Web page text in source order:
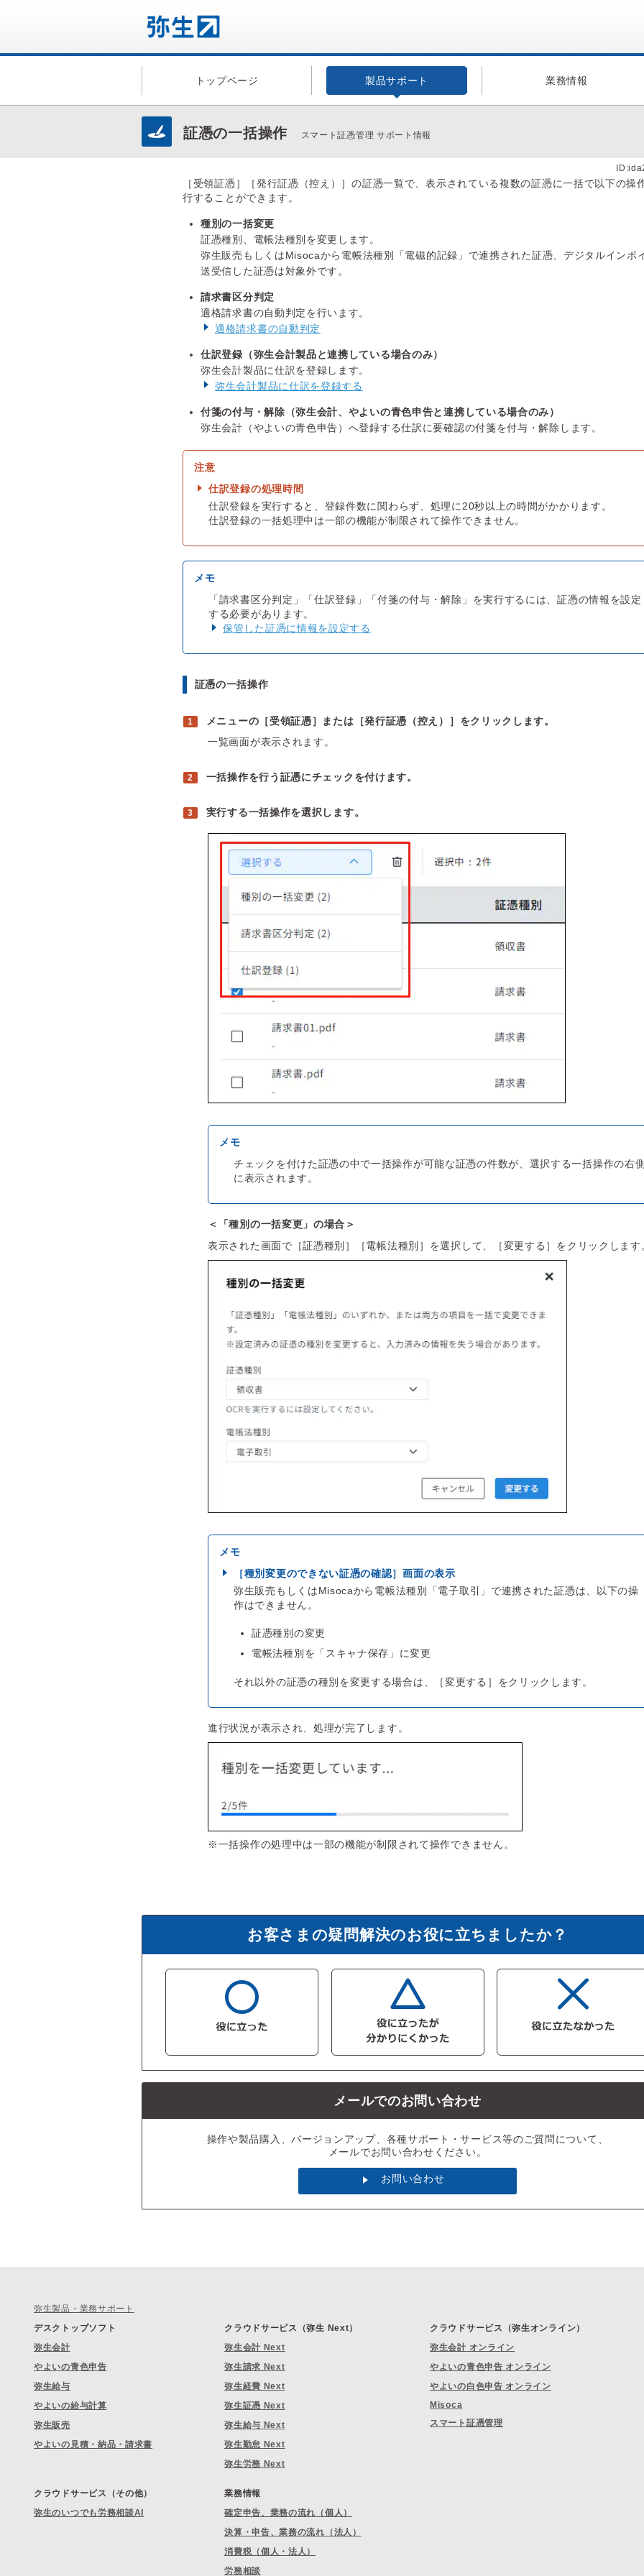
トップページ 製品サポート 業務情報
証憑の一括操作 スマート証憑管理 サポート情報
［受領証憑］［発行証憑（控え）］の証憑一覧で、表示されている複数の証憑に一括で以下の操
行することができます。
種別の一括変更
証憑種別、電帳法種別を変更します。
弥生販売もしくはMisocaから電帳法種別「電磁的記録」で連携された証憑、デジタルインボ
送受信した証憑は対象外です。
請求書区分判定
適格請求書の自動判定を行います。
適格請求書の自動判定
仕訳登録（弥生会計製品と連携している場合のみ）
弥生会計製品に仕訳を登録します。
弥生会計製品に仕訳を登録する
付箋の付与・解除（弥生会計、やよいの青色申告と連携している場合のみ）
弥生会計（やよいの青色申告）へ登録する仕訳に要確認の付箋を付与・解除します。
仕訳登録の処理時間
仕訳登録を実行すると、登録件数に関わらず、処理に20秒以上の時間がかかります。
仕訳登録の一括処理中は一部の機能が制限されて操作できません。
「請求書区分判定」「仕訳登録」「付箋の付与・解除」を実行するには、証憑の情報を設定
する必要があります。
保管した証憑に情報を設定する
証憑の一括操作
メニューの［受領証憑］または［発行証憑（控え）］をクリックします。
一覧画面が表示されます。
一括操作を行う証憑にチェックを付けます。
実行する一括操作を選択します。
チェックを付けた証憑の中で一括操作が可能な証憑の件数が、選択する一括操作の右
に表示されます。
＜「種別の一括変更」の場合＞
表示された画面で［証憑種別］［電帳法種別］を選択して、［変更する］をクリックします
［種別変更のできない証憑の確認］画面の表示
弥生販売もしくはMisocaから電帳法種別「電子取引」で連携された証憑は、以下の操
作はできません。
証憑種別の変更
電帳法種別を「スキャナ保存」に変更
それ以外の証憑の種別を変更する場合は、［変更する］をクリックします。
進行状況が表示され、処理が完了します。
※一括操作の処理中は一部の機能が制限されて操作できません。
お客さまの疑問解決のお役に立ちましたか？
メールでのお問い合わせ
操作や製品購入、バージョンアップ、各種サポート・サービス等のご質問について、
メールでお問い合わせください。
お問い合わせ
弥生製品・業務サポート
デスクトップソフト
弥生会計
やよいの青色申告
弥生給与
やよいの給与計算
弥生販売
やよいの見積・納品・請求書
クラウドサービス（弥生 Next）
弥生会計 Next
弥生請求 Next
弥生経費 Next
弥生証憑 Next
弥生給与 Next
弥生勤怠 Next
弥生労務 Next
クラウドサービス（弥生オンライン）
弥生会計 オンライン
やよいの青色申告 オンライン
やよいの白色申告 オンライン
Misoca
スマート証憑管理
クラウドサービス（その他）
弥生のいつでも労務相談AI
業務情報
確定申告、業務の流れ（個人）
決算・申告、業務の流れ（法人）
消費税（個人・法人）
労務相談